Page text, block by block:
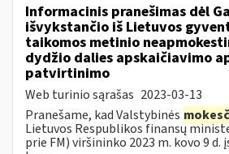
Informacinis pranešimas dėl
išvykstančio iš Lietuvos
taikomos metinio
dydžio dalies apskaičiavimo
patvirtinimo
Web turinio sąrašas 2023-03-13
Pranešame, kad Valstybinės
Lietuvos Respublikos finansų
prie FM) viršininko 2023 m. kovo 9 d.